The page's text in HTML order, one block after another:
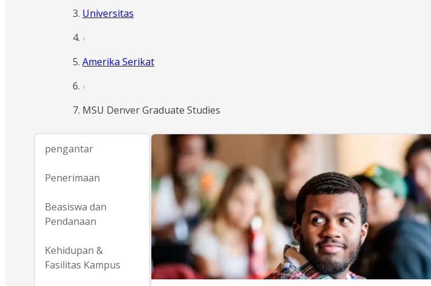
Universitas
Amerika Serikat
MSU Denver Graduate Studies
pengantar
Penerimaan
Beasiswa dan
Pendanaan
Kehidupan &
Fasilitas Kampus